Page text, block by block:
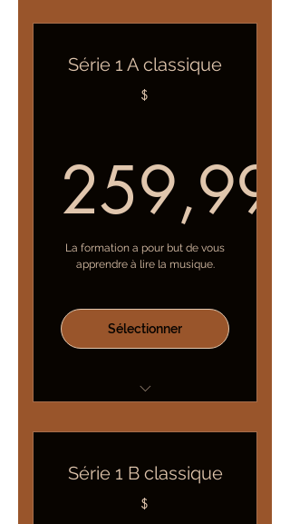
Série 1 A classique
$
259,99
La formation a pour but de vous
apprendre à lire la musique.
Sélectionner
Série 1 B classique
$